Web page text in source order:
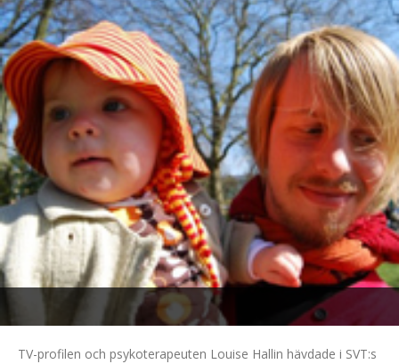
TV-profilen och psykoterapeuten Louise Hallin hävdade i SVT:s